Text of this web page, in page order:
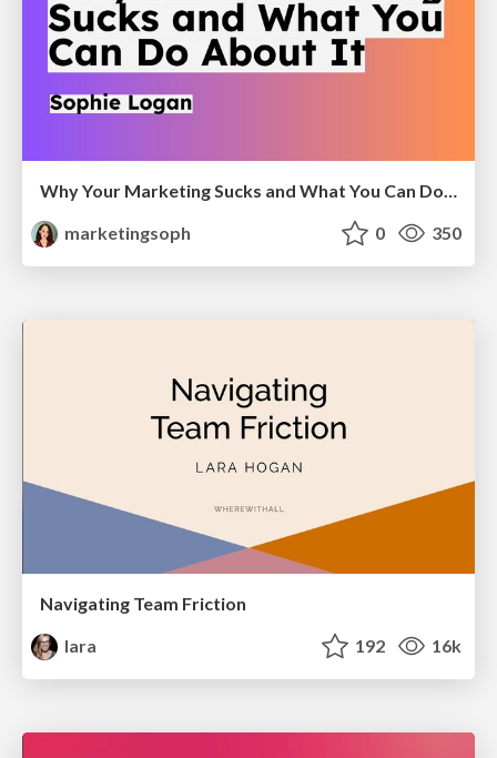
marketingsoph
0 350
Navigating Team Friction
lara
192 16k